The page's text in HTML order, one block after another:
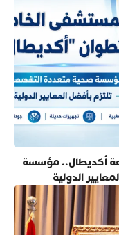
أكديطال.. مؤسسة
الدولية